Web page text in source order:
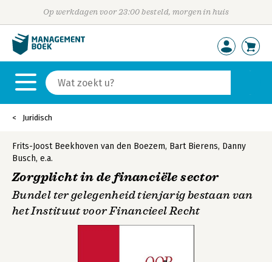
Op werkdagen voor 23:00 besteld, morgen in huis
Juridisch
Frits-Joost Beekhoven van den Boezem, Bart Bierens, Danny
Busch, e.a.
Zorgplicht in de financiële sector
Bundel ter gelegenheid tienjarig bestaan van
het Instituut voor Financieel Recht